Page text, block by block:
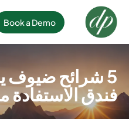
Book a Demo
5 شرائح
فندق الاستفادة